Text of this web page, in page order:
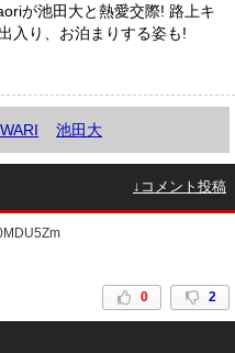
が池田大と熱愛交際! 路上キ
入り、お泊まりする姿も!
池田大
↓コメント投稿
0 2